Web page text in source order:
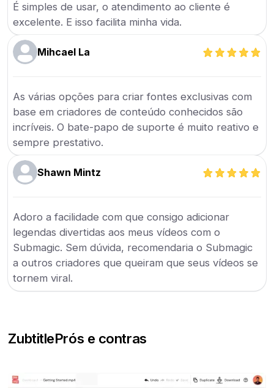
É simples de usar, o atendimento ao cliente é
excelente. E isso facilita minha vida.
Mihcael La
As várias opções para criar fontes exclusivas com
base em criadores de conteúdo conhecidos são
incríveis. O bate-papo de suporte é muito reativo e
sempre prestativo.
Shawn Mintz
Adoro a facilidade com que consigo adicionar
legendas divertidas aos meus vídeos com o
Submagic. Sem dúvida, recomendaria o Submagic
a outros criadores que queiram que seus vídeos se
tornem viral.
ZubtitlePrós e contras